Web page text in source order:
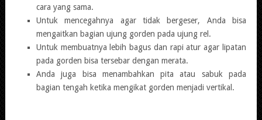
cara yang sama.
Untuk mencegahnya agar tidak bergeser, Anda bisa
mengaitkan bagian ujung gorden pada ujung rel.
Untuk membuatnya lebih bagus dan rapi atur agar lipatan
pada gorden bisa tersebar dengan merata.
Anda juga bisa menambahkan pita atau sabuk pada
bagian tengah ketika mengikat gorden menjadi vertikal.